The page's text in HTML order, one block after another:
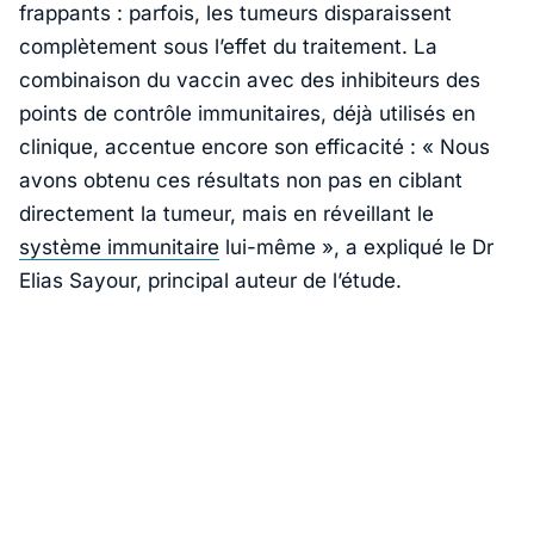
frappants : parfois, les tumeurs disparaissent
complètement sous l’effet du traitement. La
combinaison du vaccin avec des inhibiteurs des
points de contrôle immunitaires, déjà utilisés en
clinique, accentue encore son efficacité : « Nous
avons obtenu ces résultats non pas en ciblant
directement la tumeur, mais en réveillant le
système immunitaire lui-même », a expliqué le Dr
Elias Sayour, principal auteur de l’étude.